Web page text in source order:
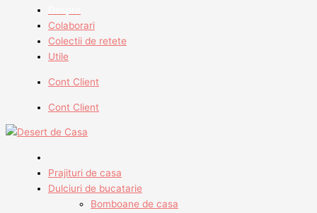
Colaborari
Colectii de retete
Utile
Cont Client
Cont Client
Prajituri de casa
Dulciuri de bucatarie
Bomboane de casa